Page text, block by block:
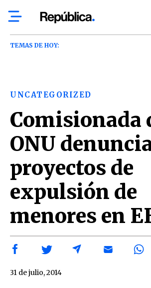
TEMAS DE HOY:
UNCATEGORIZED
Comisionada
ONU
proyectos de
expulsión de
menores en
31 de julio, 2014